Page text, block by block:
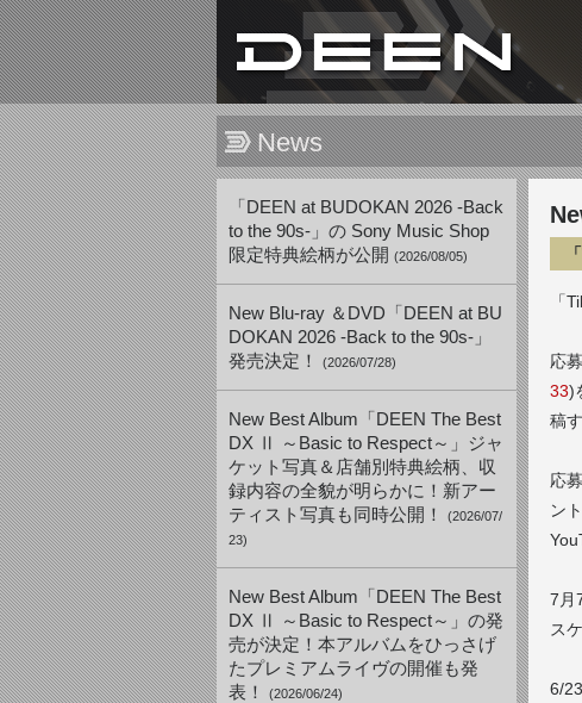
News
「DEEN at BUDOKAN 2026 -Back
to the 90s-」の Sony Music Shop
限定特典絵柄が公開 (2026/08/05)
New Blu-ray ＆DVD「DEEN at BU
DOKAN 2026 -Back to the 90s-」
発売決定！
(2026/07/28)
New Best Album「DEEN The Best
DX Ⅱ ～Basic to Respect～」ジャ
ケット写真＆店舗別特典絵柄、収
録内容の全貌が明らかに！新アー
ティスト写真も同時公開！
(2026/07/
23)
New Best Album「DEEN The Best
DX Ⅱ ～Basic to Respect～」の発
売が決定！本アルバムをひっさげ
たプレミアムライヴの開催も発
表！
(2026/06/24)
「
応
33)
稿
応
ン
7月
ス
6/